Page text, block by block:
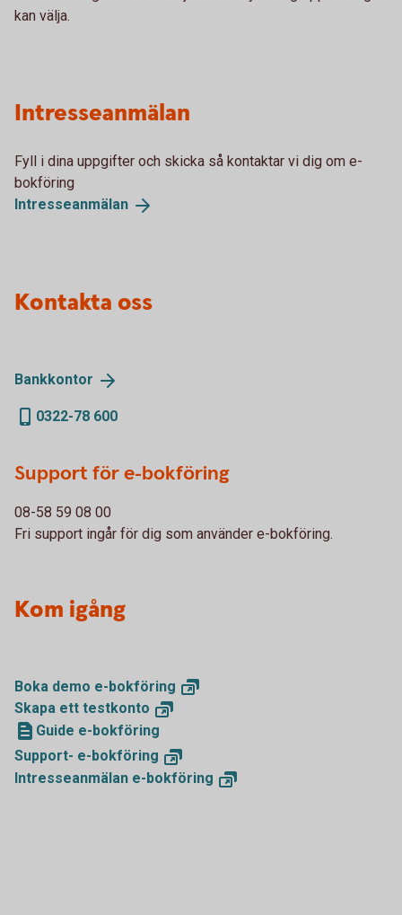
kan välja.
Intresseanmälan
Fyll i dina uppgifter och skicka så kontaktar vi dig om e-
bokföring
Intresseanmälan
Kontakta oss
Bankkontor
0322-78 600
Support för e-bokföring
08-58 59 08 00
Fri support ingår för dig som använder e-bokföring.
Kom igång
Boka demo e-bokföring
Skapa ett testkonto
Guide e-bokföring
Support- e-bokföring
Intresseanmälan e-bokföring